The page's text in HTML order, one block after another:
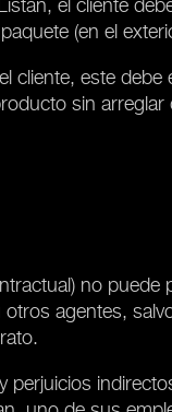
(en el
cliente, este
sin
no
agentes,